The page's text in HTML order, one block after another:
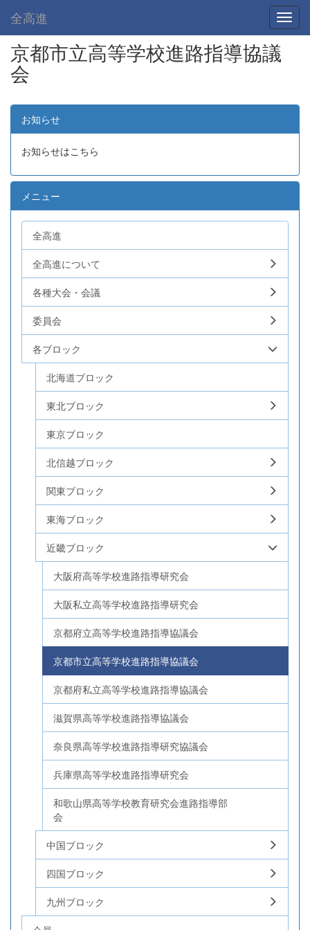
全高進
京都市立高等学校進路指導協議
会
お知らせ
お知らせはこちら
メニュー
全高進
全高進について
各種大会・会議
委員会
各ブロック
北海道ブロック
東北ブロック
東京ブロック
北信越ブロック
関東ブロック
東海ブロック
近畿ブロック
大阪府高等学校進路指導研究会
大阪私立高等学校進路指導研究会
京都府立高等学校進路指導協議会
京都市立高等学校進路指導協議会
京都府私立高等学校進路指導協議会
滋賀県高等学校進路指導協議会
奈良県高等学校進路指導研究協議会
兵庫県高等学校進路指導研究会
和歌山県高等学校教育研究会進路指導部
会
中国ブロック
四国ブロック
九州ブロック